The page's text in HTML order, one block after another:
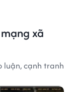
xã
luận, cạnh tranh